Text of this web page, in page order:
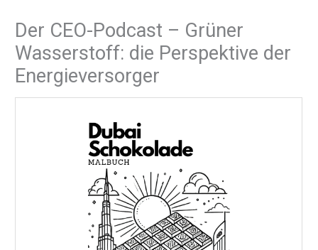
Der CEO-Podcast – Grüner
Wasserstoff: die Perspektive der
Energieversorger